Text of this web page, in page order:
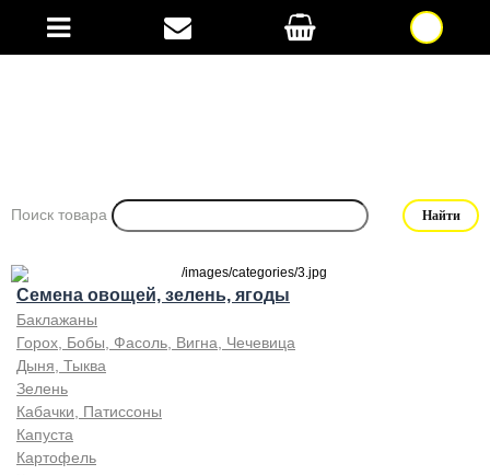
Поиск товара
Семена овощей, зелень, ягоды
Баклажаны
Горох, Бобы, Фасоль, Вигна, Чечевица
Дыня, Тыква
Зелень
Кабачки, Патиссоны
Капуста
Картофель